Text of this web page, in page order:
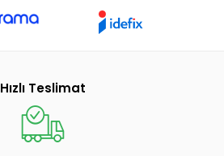
Hızlı Teslimat